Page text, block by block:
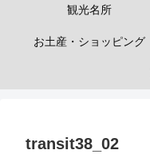
観光名所
お土産・ショッピング
transit38_02